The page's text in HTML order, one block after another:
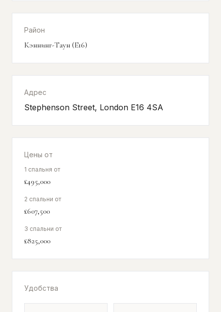
Район
Кэннинг-Таун (E16)
Адрес
Stephenson Street, London E16 4SA
Цены от
1 спальня от
£495,000
2 спальни от
£607,500
3 спальни от
£825,000
Удобства